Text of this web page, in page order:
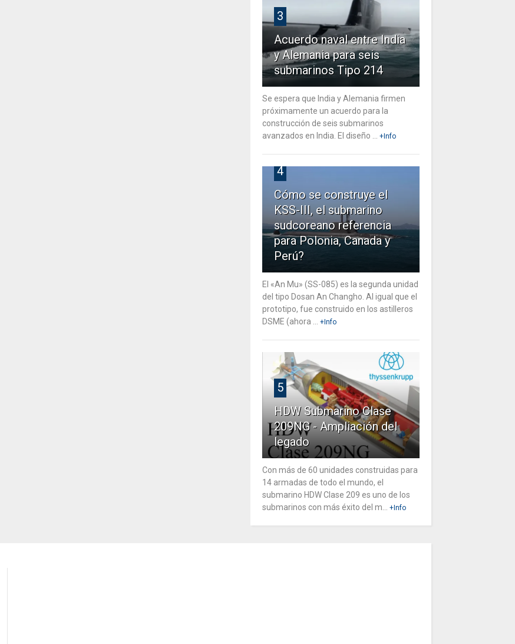
3
Acuerdo naval entre India
y Alemania para seis
submarinos Tipo 214
Se espera que India y Alemania firmen
próximamente un acuerdo para la
construcción de seis submarinos
avanzados en India. El diseño ...
+Info
4
Cómo se construye el
KSS-III, el submarino
sudcoreano referencia
para Polonia, Canada y
Perú?
El «An Mu» (SS-085) es la segunda unidad
del tipo Dosan An Changho. Al igual que el
prototipo, fue construido en los astilleros
DSME (ahora ...
+Info
5
HDW Submarino Clase
209NG - Ampliación del
legado
Con más de 60 unidades construidas para
14 armadas de todo el mundo, el
submarino HDW Clase 209 es uno de los
submarinos con más éxito del m...
+Info